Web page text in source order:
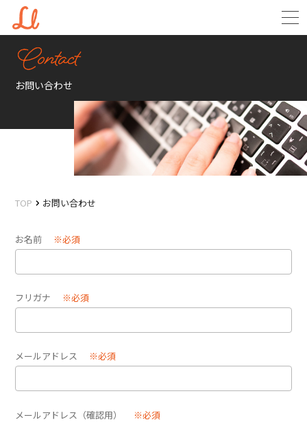
お問い合わせ
TOP お問い合わせ
お名前 ※必須
フリガナ ※必須
メールアドレス ※必須
メールアドレス（確認用） ※必須